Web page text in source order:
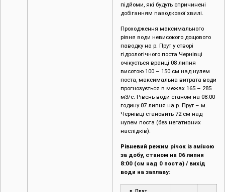
підйоми, які будуть спричинені
добіганням паводкової хвилі.
Проходження максимального
рівня води невисокого дощового
паводку на р. Прут у створі
гідрологічного поста Чернівці
очікується вранці 08 липня
висотою 100 – 150 см над нулем
поста, максимальна витрата води
прогнозується в межах 165 – 285
м3/с. Рівень води станом на 08:00
годину 07 липня на р. Прут – м.
Чернівці становить 72 см над
нулем поста (без негативних
наслідків).
Рівневий режим річок із зміною
за добу, станом на 06 липня
8:00 (см над 0 поста) / вихід
води на заплаву:
р. Прут